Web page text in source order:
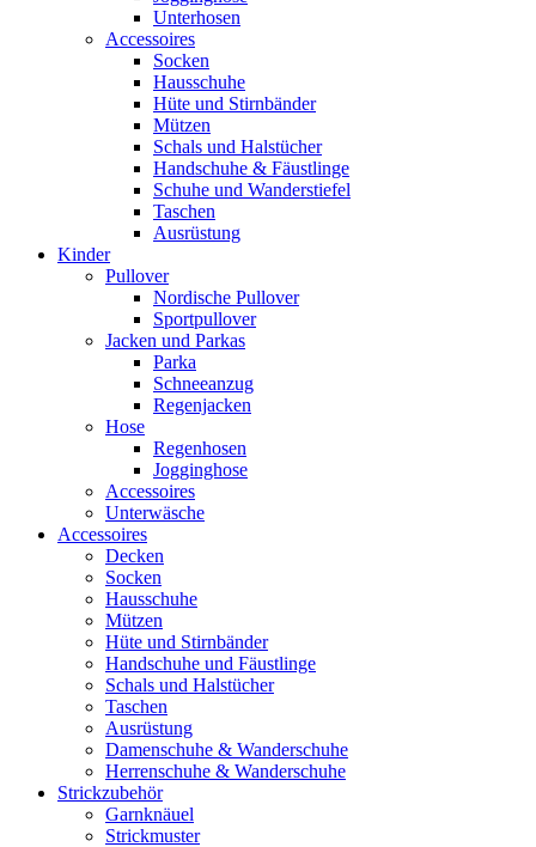
Unterhosen
Accessoires
Socken
Hausschuhe
Hüte und Stirnbänder
Mützen
Schals und Halstücher
Handschuhe & Fäustlinge
Schuhe und Wanderstiefel
Taschen
Ausrüstung
Kinder
Pullover
Nordische Pullover
Sportpullover
Jacken und Parkas
Parka
Schneeanzug
Regenjacken
Hose
Regenhosen
Jogginghose
Accessoires
Unterwäsche
Accessoires
Decken
Socken
Hausschuhe
Mützen
Hüte und Stirnbänder
Handschuhe und Fäustlinge
Schals und Halstücher
Taschen
Ausrüstung
Damenschuhe & Wanderschuhe
Herrenschuhe & Wanderschuhe
Strickzubehör
Garnknäuel
Strickmuster